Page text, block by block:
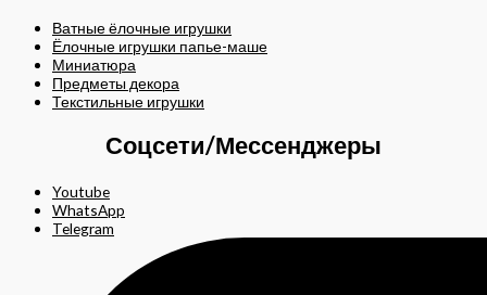
Ватные ёлочные игрушки
Ёлочные игрушки папье-маше
Миниатюра
Предметы декора
Текстильные игрушки
Соцсети/Мессенджеры
Youtube
WhatsApp
Telegram